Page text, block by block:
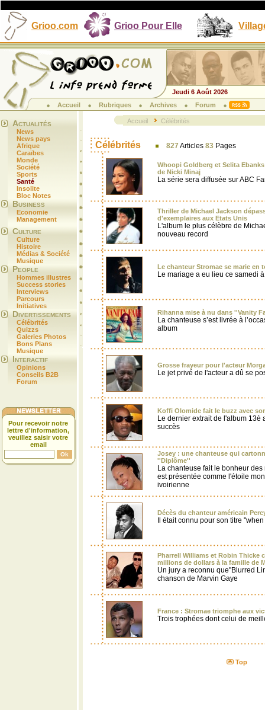
Grioo.com Grioo Pour Elle
Jeudi 6 Août 2026
Accueil
Rubriques Archives Forum
Actualités
News
News pays
Afrique
Caraïbes
Monde
Société
Sports
Santé
Insolite
Bloc Notes
Business
Economie
Management
Culture
Culture
Histoire
Médias & Société
Musique
People
Hommes illustres
Success stories
Interviews
Parcours
Initiatives
Divertissements
Célébrités
Quizzs
Galeries Photos
Bons Plans
Musique
Interactif
Opinions
Conseils B2B
Forum
Pour recevoir notre
lettre d'information,
veuillez saisir votre
email
Accueil Célébrités
Célébrités 827 Articles 83 Pages
Whoopi Goldberg et Selita
de Nicki Minaj
La série sera diffusée sur ABC
Thriller de Michael Jackson
d'exemplaires aux Etats Unis
L'album le plus célèbre de
nouveau record
Le chanteur Stromae se marie en
Le mariage a eu lieu ce samedi
Rihanna mise à nu dans ''Vanity
La chanteuse s’est livrée à
album
Grosse frayeur pour l'acteur
Le jet privé de l'acteur a dû se
Koffi Olomide fait le buzz avec
Le dernier extrait de l'album 13è
succès
Josey : une chanteuse qui
''Diplôme''
La chanteuse fait le bonheur
est présentée comme l'étoile
ivoirienne
Décès du chanteur américain
Il était connu pour son titre
Pharrell Williams et Robin Thicke
millions de dollars à la famille de
Un jury a reconnu que''Blurred
chanson de Marvin Gaye
France : Stromae triomphe aux
Trois trophées dont celui de
Top